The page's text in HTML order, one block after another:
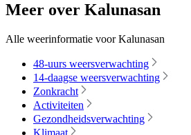
Meer over Kalunasan
Alle weerinformatie voor Kalunasan
48-uurs weersverwachting
14-daagse weersverwachting
Zonkracht
Activiteiten
Gezondheidsverwachting